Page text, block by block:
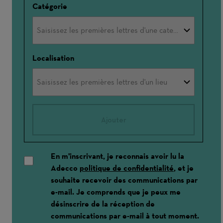
Catégorie
Localisation
En m'inscrivant, je reconnais avoir lu la
Adecco politique de confidentialité, et je
souhaite recevoir des communications par
e-mail. Je comprends que je peux me
désinscrire de la réception de
communications par e-mail à tout moment.